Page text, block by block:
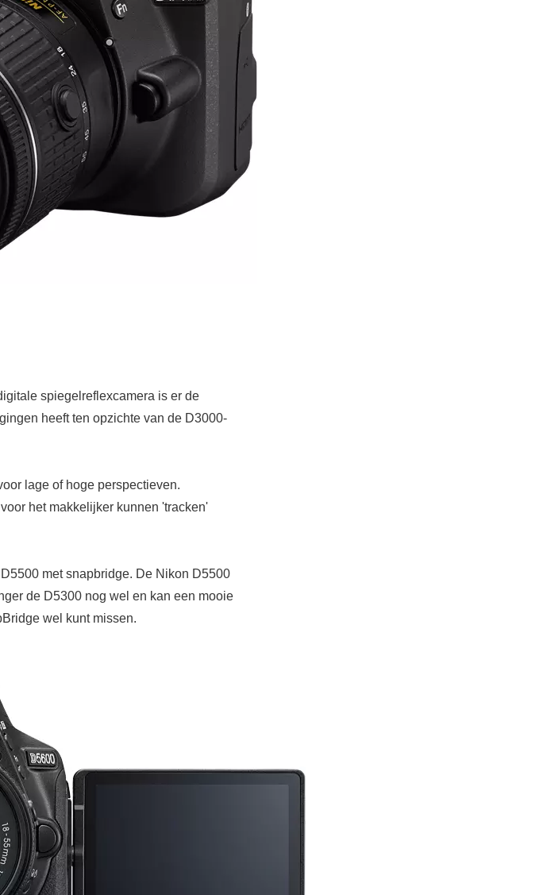
spiegelreflexcamera is er de
heeft ten opzichte van de D3000-
lage of hoge perspectieven.
het makkelijker kunnen 'tracken'
met snapbridge. De Nikon D5500
de D5300 nog wel en kan een mooie
wel kunt missen.